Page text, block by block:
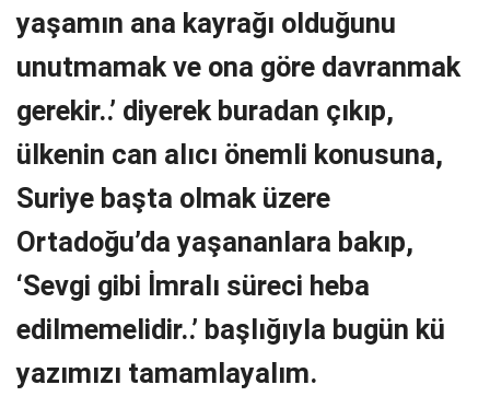
yaşamın ana kayrağı olduğunu
unutmamak ve ona göre davranmak
gerekir..’ diyerek buradan çıkıp,
ülkenin can alıcı önemli konusuna,
Suriye başta olmak üzere
Ortadoğu’da yaşananlara bakıp,
‘Sevgi gibi İmralı süreci heba
edilmemelidir..’ başlığıyla bugün kü
yazımızı tamamlayalım.